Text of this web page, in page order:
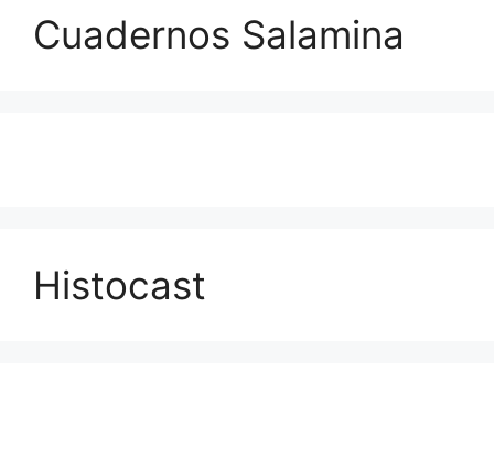
Cuadernos Salamina
Histocast